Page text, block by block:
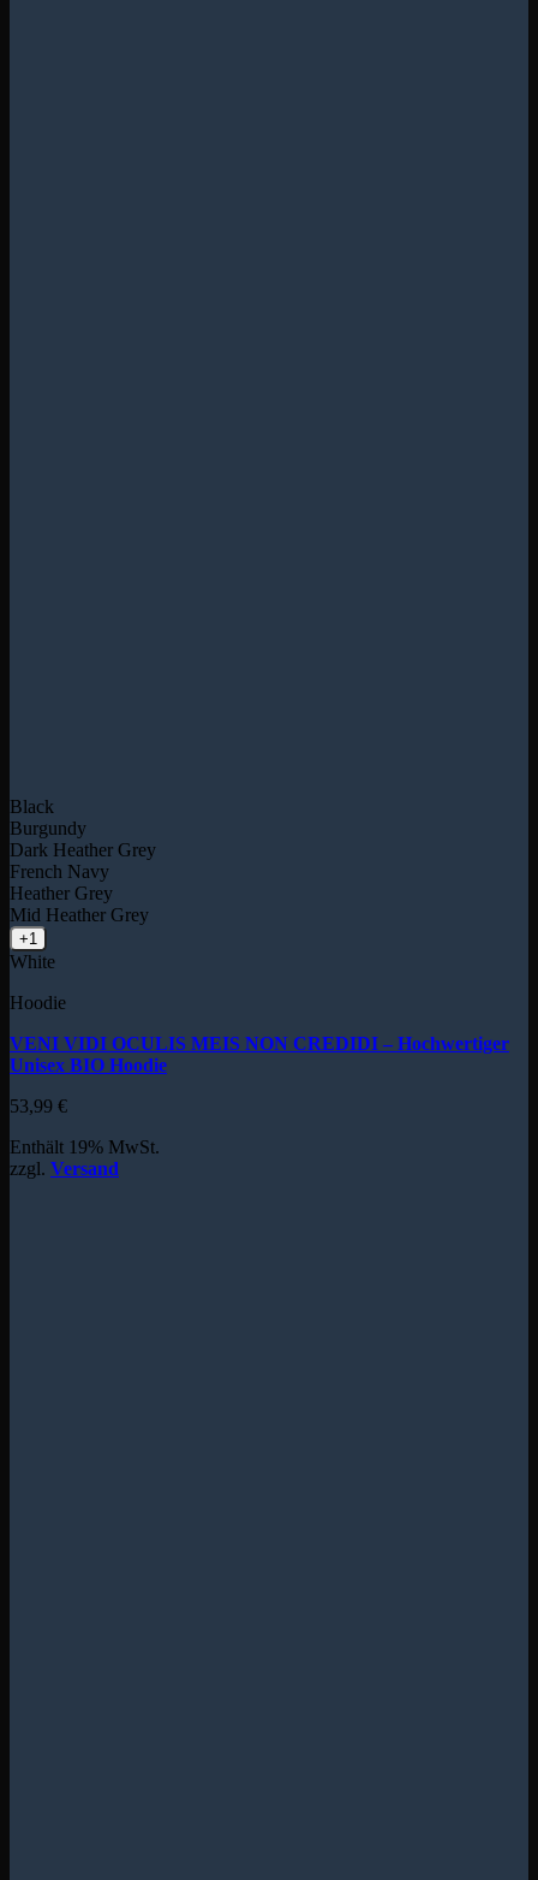
Black
Burgundy
Dark Heather Grey
French Navy
Heather Grey
Mid Heather Grey
+1
White
Hoodie
VENI VIDI OCULIS MEIS NON CREDIDI – Hochwertiger
Unisex BIO Hoodie
53,99 €
Enthält 19% MwSt.
zzgl. Versand